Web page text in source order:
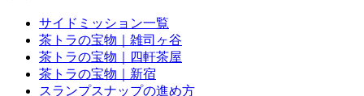
サイドミッション一覧
茶トラの宝物｜雑司ヶ谷
茶トラの宝物｜四軒茶屋
茶トラの宝物｜新宿
スランプスナップの進め方